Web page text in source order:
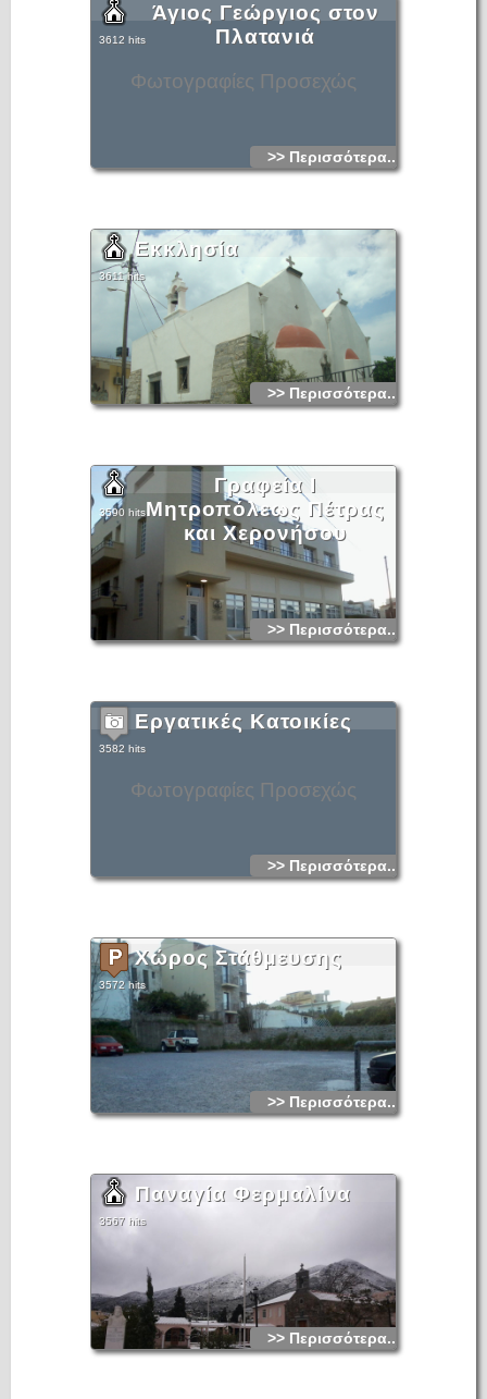
Φωτογραφίες Προσεχώς
Άγιος Γεώργιος στον
Πλατανιά
3612 hits
>> Περισσότερα...
Εκκλησία
3611 hits
>> Περισσότερα...
Γραφεία Ι
Μητροπόλεως Πέτρας
και Χερονήσου
3590 hits
>> Περισσότερα...
Φωτογραφίες Προσεχώς
Εργατικές Κατοικίες
3582 hits
>> Περισσότερα...
Χώρος Στάθμευσης
3572 hits
>> Περισσότερα...
Παναγία Φερμαλίνα
3567 hits
>> Περισσότερα...